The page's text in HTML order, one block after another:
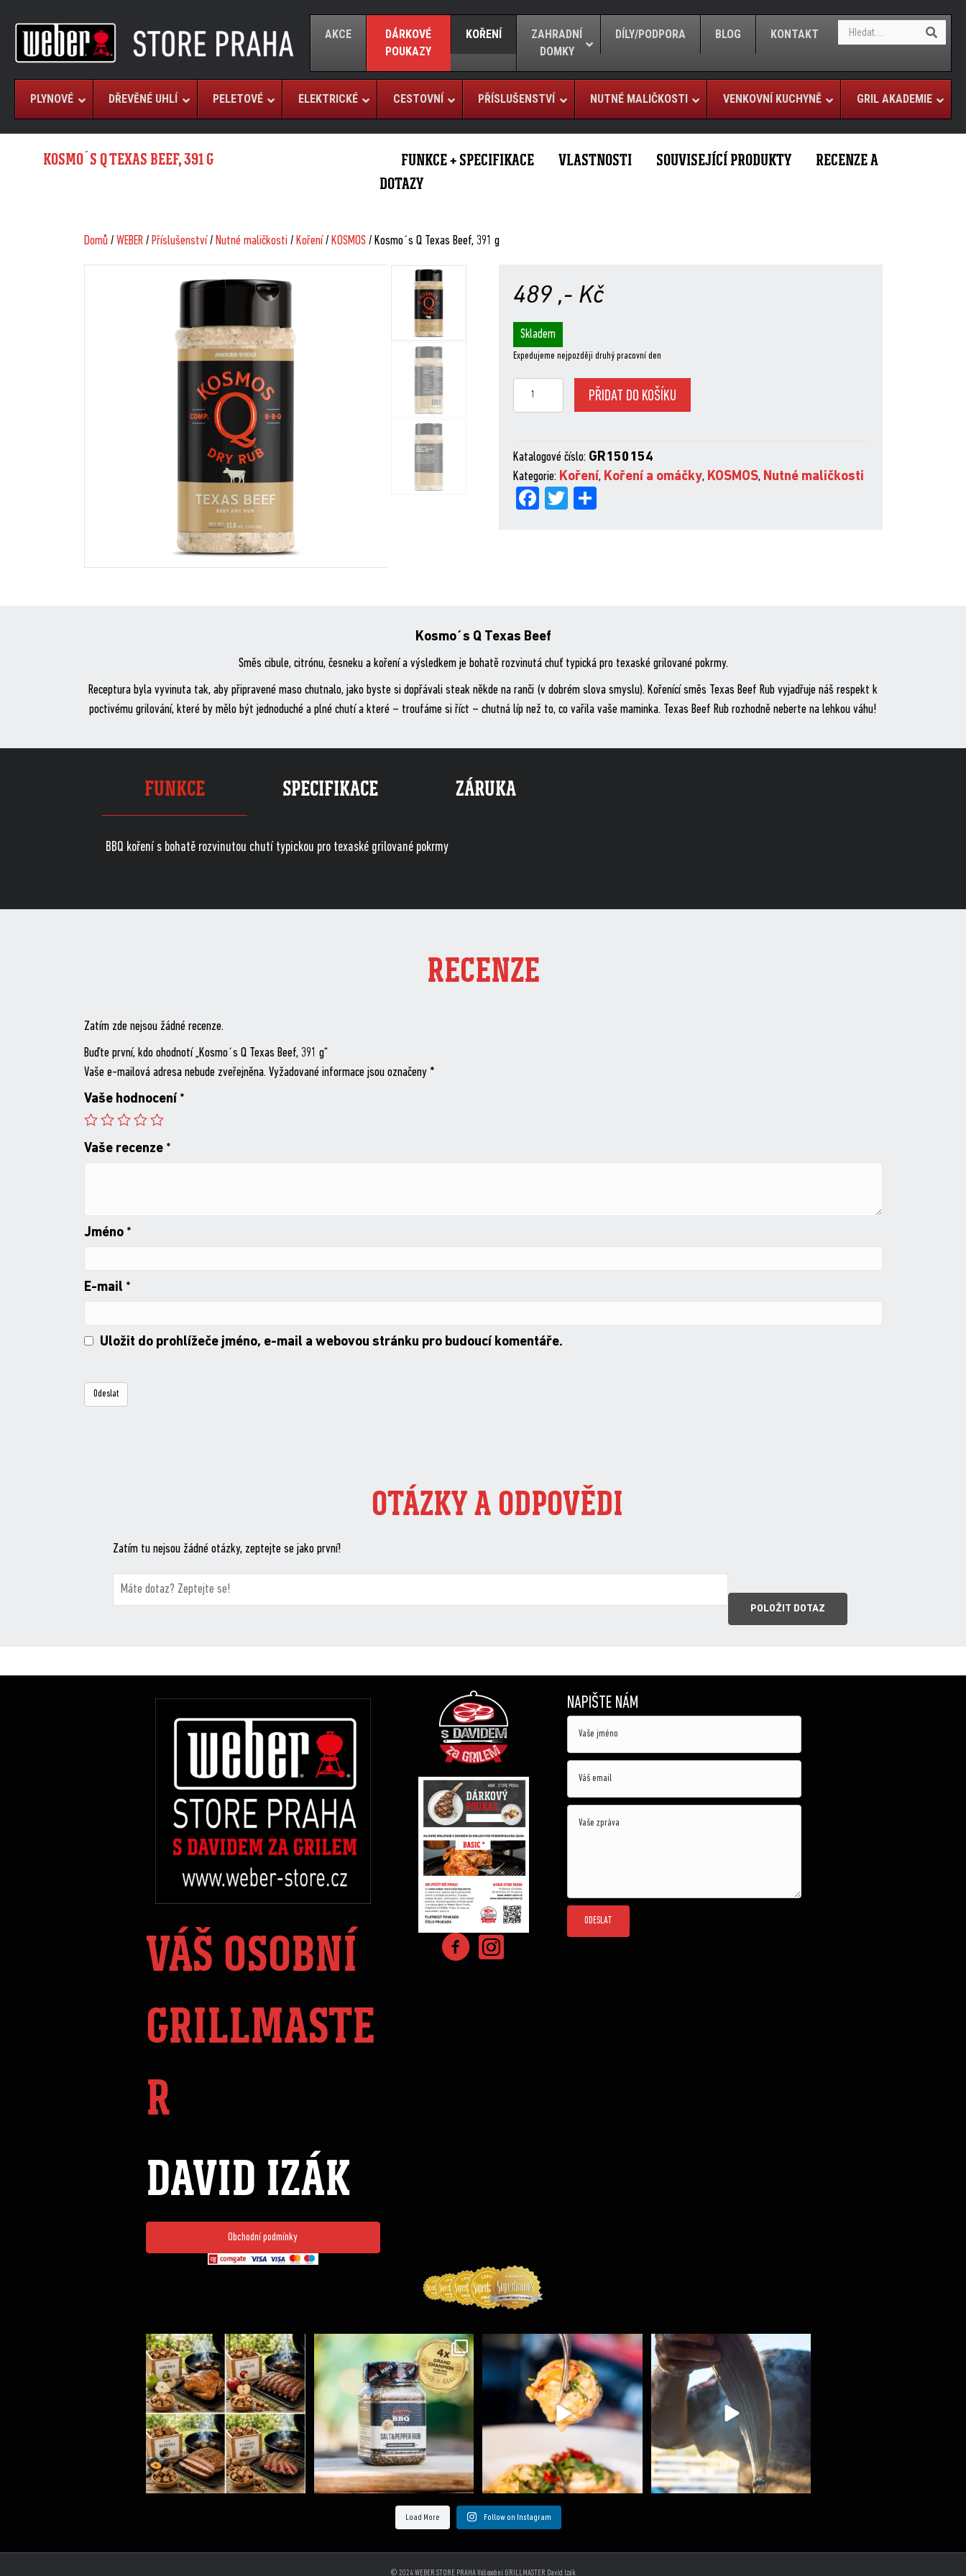
AKCE
DÁRKOVÉ
POUKAZY
KOŘENÍ
ZAHRADNÍ
DOMKY
DÍLY/PODPORA BLOG KONTAKT
r
c
h
e
c
PLYNOVÉ DŘEVĚNÉ UHLÍ PELETOVÉ ELEKTRICKÉ CESTOVNÍ PŘÍSLUŠENSTVÍ NUTNÉ MALIČKOSTI VENKOVNÍ KUCHYNĚ GRIL AKADEMIE
KOSMO´S Q TEXAS BEEF, 391 G FUNKCE + SPECIFIKACE VLASTNOSTI SOUVISEJÍCÍ PRODUKTY
RECENZE A
DOTAZY
Domů/ WEBER/ Příslušenství/ Nutné maličkosti/ Koření/ KOSMOS/ Kosmo´s Q Texas Beef, 391 g
489 ,- Kč
Skladem
Expedujeme nejpozději druhý pracovní den
Kosmo
Beef,
391
g
PŘIDAT DO KOŠÍKU
Katalogové číslo: GR150154
Kategorie: Koření, Koření a omáčky, KOSMOS, Nutné maličkosti
Fa
Tw
Kosmo´s Q Texas Beef
Směs cibule, citrónu, česneku a koření a výsledkem je bohatě rozvinutá chuť typická pro texaské grilované pokrmy.
Receptura byla vyvinuta tak, aby připravené maso chutnalo, jako byste si dopřávali steak někde na ranči (v dobrém slova smyslu). Kořenící směs Texas Beef Rub vyjadřuje náš respekt k
poctivému grilování, které by mělo být jednoduché a plné chutí a které – troufáme si říct – chutná líp než to, co vařila vaše maminka. Texas Beef Rub rozhodně neberte na lehkou váhu!
FUNKCE SPECIFIKACE ZÁRUKA
BBQ koření s bohatě rozvinutou chutí typickou pro texaské grilované pokrmy
RECENZE
Zatím zde nejsou žádné recenze.
Buďte první, kdo ohodnotí „Kosmo´s Q Texas Beef, 391 g“
Vaše e-mailová adresa nebude zveřejněna. Vyžadované informace jsou označeny *
Vaše hodnocení *
Vaše recenze *
Jméno *
E-mail *
Uložit do prohlížeče jméno, e-mail a webovou stránku pro budoucí komentáře.
OTÁZKY A ODPOVĚDI
Zatím tu nejsou žádné otázky, zeptejte se jako první!
VÁŠ OSOBNÍ
GRILLMASTE
R
DAVID IZÁK
Obchodní podmínky
NAPIŠTE NÁM
ODESLAT
Udící špalíky - BORN TO SMOKE - různé druhy k...
5 0
Koření Suncity – autentická BBQ chuť u vás doma!...
1 0
Spoustu podobných triků, které vám usnadní nejenom ...
9 0
Ryba na grilu je opravdu rychlá, a stejně tak
Load More Follow on Instagram
© 2024 WEBER STORE PRAHA Váš osobní GRILLMASTER David Izák